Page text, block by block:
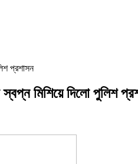
প্রশাসন
স্বপ্ন মিশিয়ে দিলো পুলিশ